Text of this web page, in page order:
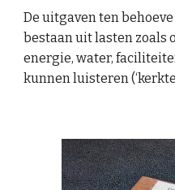
De uitgaven ten
bestaan uit lasten zoals
energie, water,
kunnen luisteren